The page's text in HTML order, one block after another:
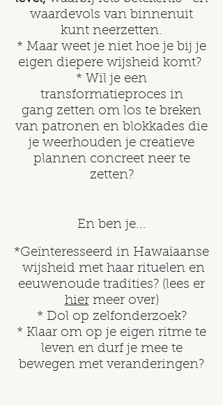
waardevols van binnenuit
kunt neerzetten.
* Maar weet je niet hoe je bij je
eigen diepere wijsheid komt?
* Wil je een
transformatieproces in
gang zetten om los te breken
van patronen en blokkades die
je weerhouden je creatieve
plannen concreet neer te
zetten?
En ben je...
*Geïnteresseerd in Hawaïaanse
wijsheid met haar rituelen en
eeuwenoude tradities? (lees er
hiermeer over)
* Dol op zelfonderzoek?
* Klaar om op je eigen ritme te
leven en durf je mee te
bewegen met veranderingen?